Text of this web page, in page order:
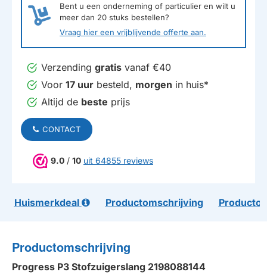
Bent u een onderneming of particulier en wilt u
meer dan 20 stuks bestellen?
Vraag hier een vrijblijvende offerte aan.
Verzending gratis vanaf €40
Voor 17 uur besteld, morgen in huis*
Altijd de beste prijs
CONTACT
9.0 / 10 uit 64855 reviews
Huismerkdeal Productomschrijving
Productomschrijving
Progress P3 Stofzuigerslang 2198088144